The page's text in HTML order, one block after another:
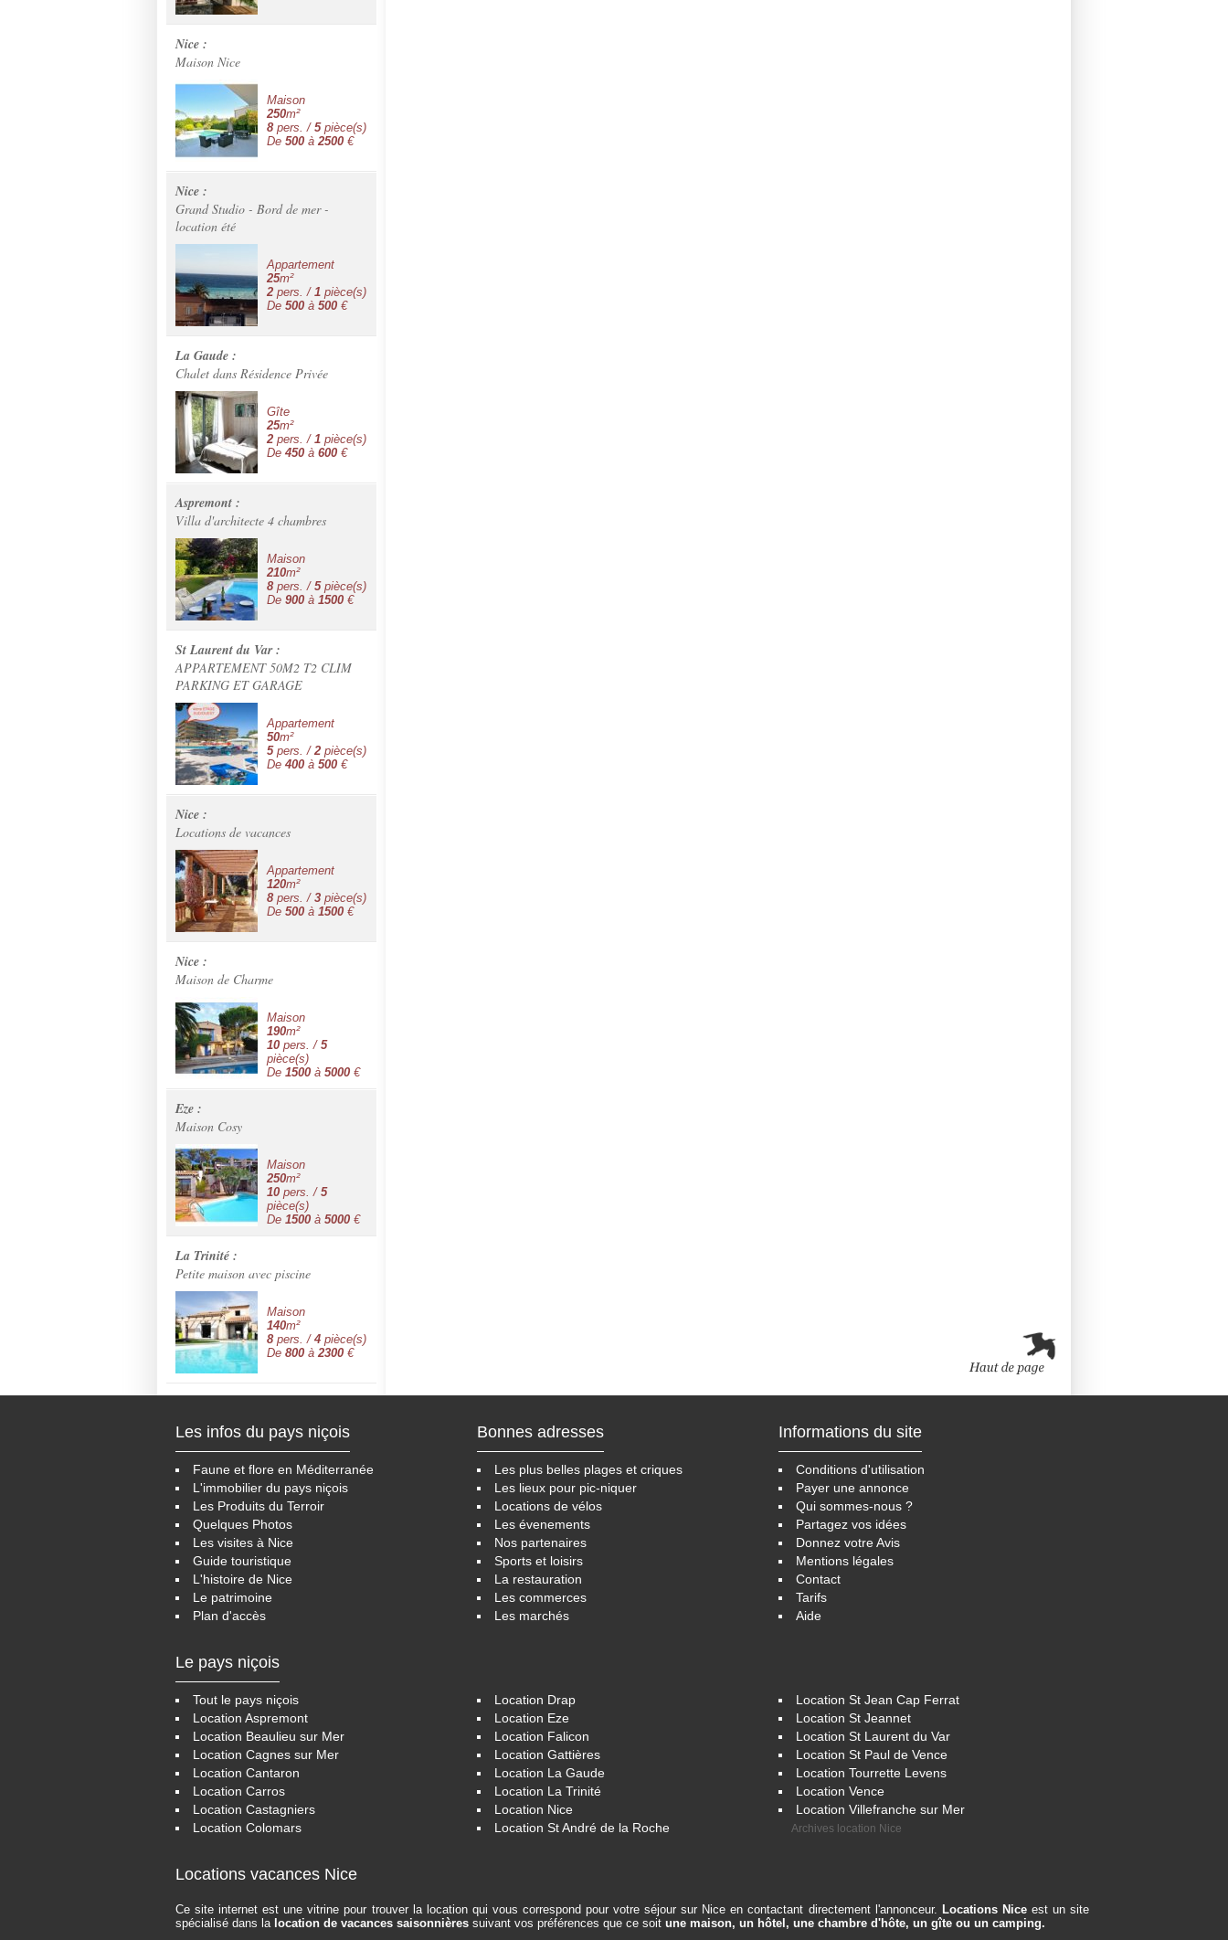
Nice :
Maison Nice
Maison
250m²
8pers. / 5pièce(s)
De 500 à 2500 €
Nice :
Grand Studio - Bord de mer -
location été
Appartement
25m²
2 pers. / 1 pièce(s)
De 500 à 500 €
La Gaude :
Chalet dans Résidence Privée
Gîte
25m²
2 pers. / 1 pièce(s)
De 450 à 600 €
Aspremont :
Villa d'architecte 4 chambres
Maison
210m²
8pers. / 5pièce(s)
De 900 à 1500 €
St Laurent du Var :
APPARTEMENT 50M2 T2 CLIM
PARKING ET GARAGE
Appartement
50m²
5pers. / 2 pièce(s)
De 400 à 500 €
Nice :
Locations de vacances
Appartement
120m²
8pers. / 3 pièce(s)
De 500 à 1500 €
Nice :
Maison de Charme
Maison
190m²
10 pers. / 5
pièce(s)
De 1500 à 5000 €
Eze :
Maison Cosy
Maison
250m²
10 pers. / 5
pièce(s)
De 1500 à 5000 €
La Trinité :
Petite maison avec piscine
Maison
140m²
8pers. / 4 pièce(s)
De 800 à 2300 €
Les infos du pays niçois
Faune et flore en Méditerranée
L'immobilier du pays niçois
Les Produits du Terroir
Quelques Photos
Les visites à Nice
Guide touristique
L'histoire de Nice
Le patrimoine
Plan d'accès
Bonnes adresses
Les plus belles plages et criques
Les lieux pour pic-niquer
Locations de vélos
Les évenements
Nos partenaires
Sports et loisirs
La restauration
Les commerces
Les marchés
Informations du site
Conditions d'utilisation
Payer une annonce
Qui sommes-nous ?
Partagez vos idées
Donnez votre Avis
Mentions légales
Contact
Tarifs
Aide
Le pays niçois
Tout le pays niçois
Location Aspremont
Location Beaulieu sur Mer
Location Cagnes sur Mer
Location Cantaron
Location Carros
Location Castagniers
Location Colomars
Location Drap
Location Eze
Location Falicon
Location Gattières
Location La Gaude
Location La Trinité
Location Nice
Location St André de la Roche
Location St Jean Cap Ferrat
Location St Jeannet
Location St Laurent du Var
Location St Paul de Vence
Location Tourrette Levens
Location Vence
Location Villefranche sur Mer
Archives location Nice
Locations vacances Nice
Ce site internet est une vitrine pour trouver la location qui vous correspond pour votre séjour sur Nice en contactant directement l'annonceur. Locations Niceest un site
spécialisé dans la location de vacances saisonnières suivant vos préférences que ce soit une maison, un hôtel, une chambre d'hôte, un gîte ou un camping.